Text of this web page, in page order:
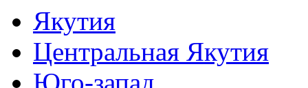
Якутия
Центральная Якутия